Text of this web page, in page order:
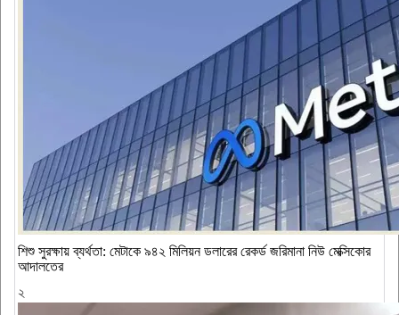
শিশু সুরক্ষায় ব্যর্থতা: মেটাকে ৯৪২ মিলিয়ন ডলারের রেকর্ড জরিমানা নিউ মেক্সিকোর
আদালতের
২